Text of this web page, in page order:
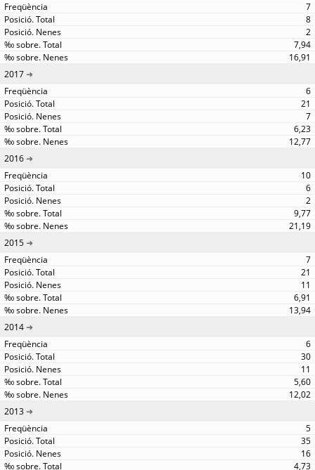
7
8
2
7,94
16,91
2017
6
21
7
6,23
12,77
2016
10
6
2
9,77
21,19
2015
7
21
11
6,91
13,94
2014
6
30
11
5,60
12,02
2013
5
35
16
4,73